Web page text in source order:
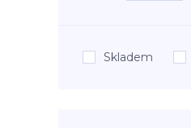
Skladem